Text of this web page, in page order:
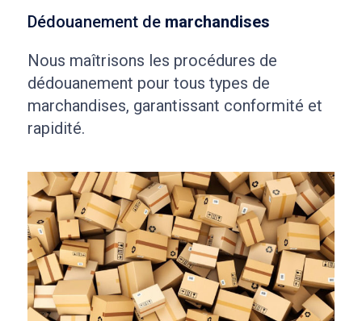
Dédouanement de marchandises
Nous maîtrisons les procédures de
dédouanement pour tous types de
marchandises, garantissant conformité et
rapidité.